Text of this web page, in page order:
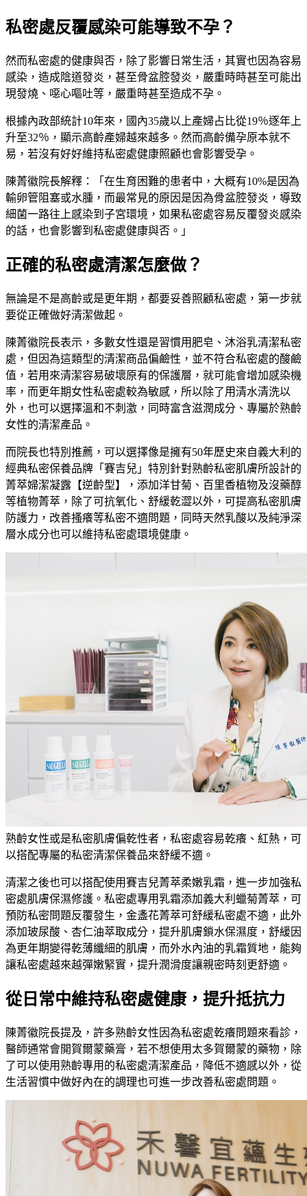
私密處反覆感染可能導致不孕？
然而私密處的健康與否，除了影響日常生活，其實也因為容易
感染，造成陰道發炎，甚至骨盆腔發炎，嚴重時時甚至可能出
現發燒、噁心嘔吐等，嚴重時甚至造成不孕。
根據內政部統計10年來，國內35歲以上產婦占比從19％逐年上
升至32％，顯示高齡產婦越來越多。然而高齡備孕原本就不
易，若沒有好好維持私密處健康照顧也會影響受孕。
陳菁徽院長解釋：「在生育困難的患者中，大概有10%是因為
輸卵管阻塞或水腫，而最常見的原因是因為骨盆腔發炎，導致
細菌一路往上感染到子宮環境，如果私密處容易反覆發炎感染
的話，也會影響到私密處健康與否。」
正確的私密處清潔怎麼做？
無論是不是高齡或是更年期，都要妥善照顧私密處，第一步就
要從正確做好清潔做起。
陳菁徽院長表示，多數女性還是習慣用肥皂、沐浴乳清潔私密
處，但因為這類型的清潔商品偏鹼性，並不符合私密處的酸鹼
值，若用來清潔容易破壞原有的保護層，就可能會增加感染機
率，而更年期女性私密處較為敏感，所以除了用清水清洗以
外，也可以選擇溫和不刺激，同時富含滋潤成分、專屬於熟齡
女性的清潔產品。
而院長也特別推薦，可以選擇像是擁有50年歷史來自義大利的
經典私密保養品牌「賽吉兒」特別針對熟齡私密肌膚所設計的
菁萃婦潔凝露【逆齡型】，添加洋甘菊、百里香植物及沒藥醇
等植物菁萃，除了可抗氧化、舒緩乾澀以外，可提高私密肌膚
防護力，改善搔癢等私密不適問題，同時天然乳酸以及純淨深
層水成分也可以維持私密處環境健康。
熟齡女性或是私密肌膚偏乾性者，私密處容易乾癢、紅熱，可
以搭配專屬的私密清潔保養品來舒緩不適。
清潔之後也可以搭配使用賽吉兒菁萃柔嫩乳霜，進一步加強私
密處肌膚保濕修護。私密處專用乳霜添加義大利蠟菊菁萃，可
預防私密問題反覆發生，金盞花菁萃可舒緩私密處不適，此外
添加玻尿酸、杏仁油萃取成分，提升肌膚鎖水保濕度，舒緩因
為更年期變得乾薄纖細的肌膚，而外水內油的乳霜質地，能夠
讓私密處越來越彈嫩緊實，提升潤滑度讓親密時刻更舒適。
從日常中維持私密處健康，提升抵抗力
陳菁徽院長提及，許多熟齡女性因為私密處乾癢問題來看診，
醫師通常會開賀爾蒙藥膏，若不想使用太多賀爾蒙的藥物，除
了可以使用熟齡專用的私密處清潔產品，降低不適感以外，從
生活習慣中做好內在的調理也可進一步改善私密處問題。